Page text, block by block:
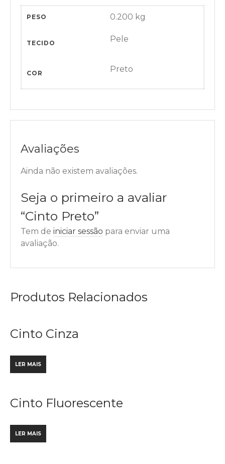
PESO 0.200 kg
TECIDO Pele
COR Preto
Avaliações
Ainda não existem avaliações.
Seja o primeiro a avaliar
“Cinto Preto”
Tem de iniciar sessão para enviar uma
avaliação.
Produtos Relacionados
Cinto Cinza
LER MAIS
Cinto Fluorescente
LER MAIS